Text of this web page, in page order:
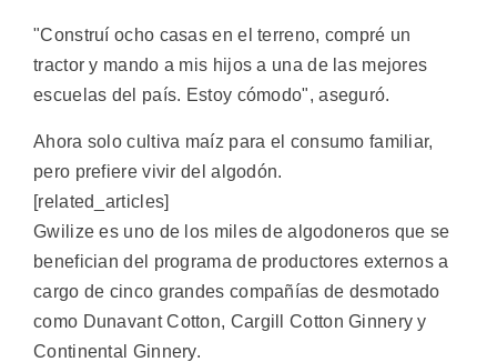
"Construí ocho casas en el terreno, compré un
tractor y mando a mis hijos a una de las mejores
escuelas del país. Estoy cómodo", aseguró.
Ahora solo cultiva maíz para el consumo familiar,
pero prefiere vivir del algodón.
[related_articles]
Gwilize es uno de los miles de algodoneros que se
benefician del programa de productores externos a
cargo de cinco grandes compañías de desmotado
como Dunavant Cotton, Cargill Cotton Ginnery y
Continental Ginnery.